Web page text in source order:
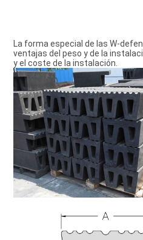
La forma especial de las W-
ventajas del peso y de la
y el coste de la instalación.